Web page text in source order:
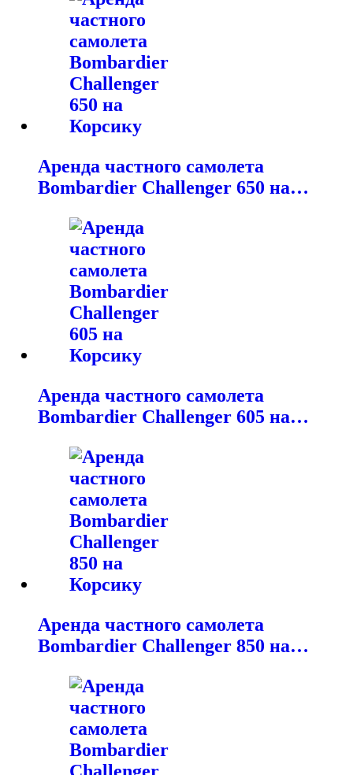
Аренда частного самолета
Bombardier Challenger 650 на…
Аренда частного самолета
Bombardier Challenger 605 на…
Аренда частного самолета
Bombardier Challenger 850 на…